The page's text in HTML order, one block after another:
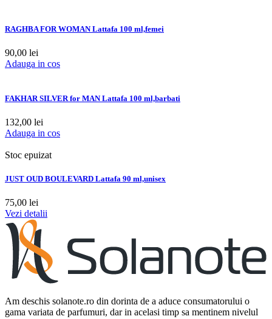
RAGHBA FOR WOMAN Lattafa 100 ml,femei
90,00 lei
Adauga in cos
FAKHAR SILVER for MAN Lattafa 100 ml,barbati
132,00 lei
Adauga in cos
Stoc epuizat
JUST OUD BOULEVARD Lattafa 90 ml,unisex
75,00 lei
Vezi detalii
Am deschis solanote.ro din dorinta de a aduce consumatorului o
gama variata de parfumuri, dar in acelasi timp sa mentinem nivelul